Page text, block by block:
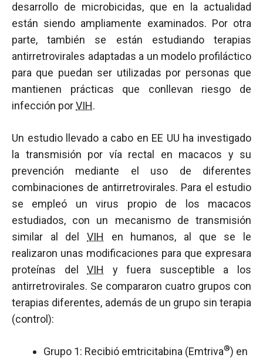
desarrollo de microbicidas, que en la actualidad
están siendo ampliamente examinados. Por otra
parte, también se están estudiando terapias
antirretrovirales adaptadas a un modelo profiláctico
para que puedan ser utilizadas por personas que
mantienen prácticas que conllevan riesgo de
infección porVIH.
Un estudio llevado a cabo en EE UU ha investigado
la transmisión por vía rectal en macacos y su
prevención mediante el uso de diferentes
combinaciones de antirretrovirales. Para el estudio
se empleó un virus propio de los macacos
estudiados, con un mecanismo de transmisión
similar al del VIH en humanos, al que se le
realizaron unas modificaciones para que expresara
proteínas delVIH
y fuera susceptible a los
antirretrovirales. Se compararon cuatro grupos con
terapias diferentes, además de un grupo sin terapia
(control):
Grupo 1: Recibió emtricitabina (Emtriva®) en